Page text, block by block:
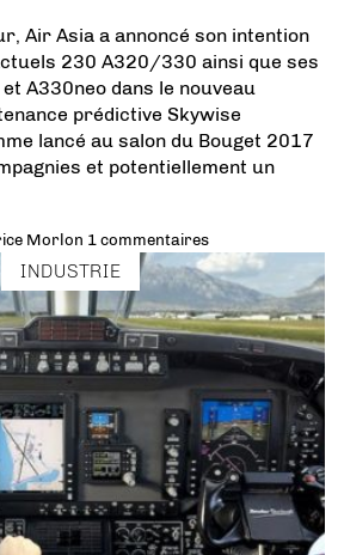
Air Asia a annoncé son intention
230 A320/330 ainsi que ses
A330neo dans le nouveau
prédictive Skywise
lancé au salon du Bouget 2017
et potentiellement un
Morlon 1 commentaires
INDUSTRIE